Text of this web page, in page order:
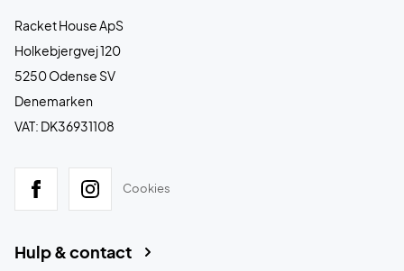
Racket House ApS
Holkebjergvej 120
5250 Odense SV
Denemarken
VAT: DK36931108
Cookies
Hulp & contact